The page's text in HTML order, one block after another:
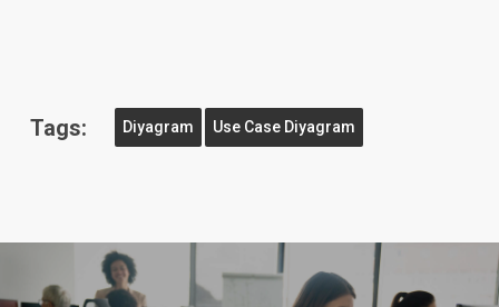
Tags: Diyagram Use Case Diyagram